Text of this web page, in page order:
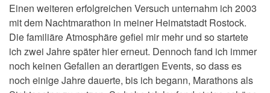
Einen weiteren erfolgreichen Versuch unternahm ich 2003
mit dem Nachtmarathon in meiner Heimatstadt Rostock.
Die familiäre Atmosphäre gefiel mir mehr und so startete
ich zwei Jahre später hier erneut. Dennoch fand ich immer
noch keinen Gefallen an derartigen Events, so dass es
noch einige Jahre dauerte, bis ich begann, Marathons als